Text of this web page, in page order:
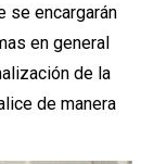
se encargarán
en general
de la
de manera